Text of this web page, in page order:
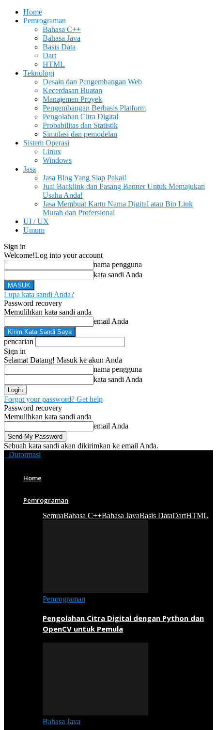
Home
Pemrograman
Bahasa C++
Bahasa Java
Basis Data
Dart
HTML
Teknologi
Desain dan Pengembangan Web
Kecerdasan Buatan
Manajemen Proyek
Pengembangan Berbasis Platform
Pengolahan Citra Digital
Probabilitas dan Statistik
Simulasi dan pemodelan
Sistem Operasi
Linux
Windows
Jasa
Jasa Blog Yang Siap Pakai!
Jual Backlink dan Pasang Banner Untuk Memajukan
Usaha Anda!
Jasa Membuat Kartu Nama Digital atau Bio Link
Murah dan Profersional
UI / UX
Umum
Sign in
Welcome!Log into your account
nama pengguna
kata sandi Anda
Lupa kata sandi Anda?
Password recovery
Memulihkan kata sandi anda
email Anda
pencarian
Sign in
Selamat Datang! Masuk ke akun Anda
nama pengguna
kata sandi Anda
Forgot your password? Get help
Password recovery
Memulihkan kata sandi anda
email Anda
Sebuah kata sandi akan dikirimkan ke email Anda.
Dutormasi
Home
Pemrograman
SemuaBahasa C++Bahasa JavaBasis DataDartHTML
Pemrograman
Pengolahan Citra Digital dengan Python dan
OpenCV untuk Pemula
Bahasa Java